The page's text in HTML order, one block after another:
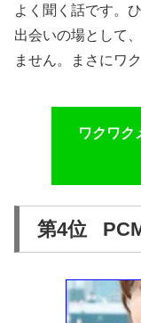
よく聞く話です。
出会いの場として
ません。まさにワ
ワクワク
第4位